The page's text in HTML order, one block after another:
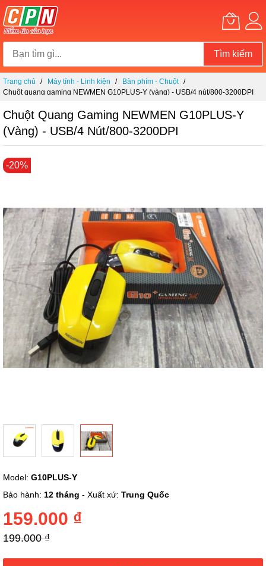
Tìm kiếm
Chuyển
đến
dung
Trang chủ Máy tính - Linh kiện
Bàn phím - Chuột
Chuột quang gaming NEWMEN G10PLUS-Y (vàng) - USB/4 nút/800-3200DPI
Chuột Quang Gaming NEWMEN G10PLUS-Y
(vàng) - USB/4 Nút/800-3200DPI
Chuyển
đến
của
thư
viện
hình
ảnh
đến
phần
của
thư
viện
ảnh
-20%
Model: G10PLUS-Y
Bảo hành: 12 tháng - Xuất xứ: Trung Quốc
159.000 ₫
199.000 ₫